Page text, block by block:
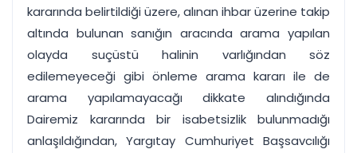
kararında belirtildiği üzere, alınan ihbar üzerine takip
altında bulunan sanığın aracında arama yapılan
olayda suçüstü halinin varlığından söz
edilemeyeceği gibi önleme arama kararı ile de
arama yapılamayacağı dikkate alındığında
Dairemiz kararında bir isabetsizlik bulunmadığı
anlaşıldığından, Yargıtay Cumhuriyet Başsavcılığı